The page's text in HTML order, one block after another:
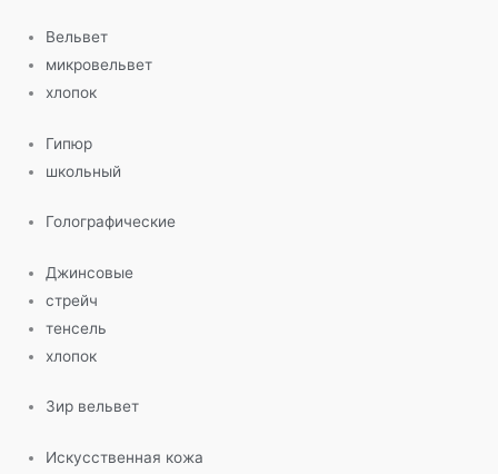
Вельвет
микровельвет
хлопок
Гипюр
школьный
Голографические
Джинсовые
стрейч
тенсель
хлопок
Зир вельвет
Искусственная кожа